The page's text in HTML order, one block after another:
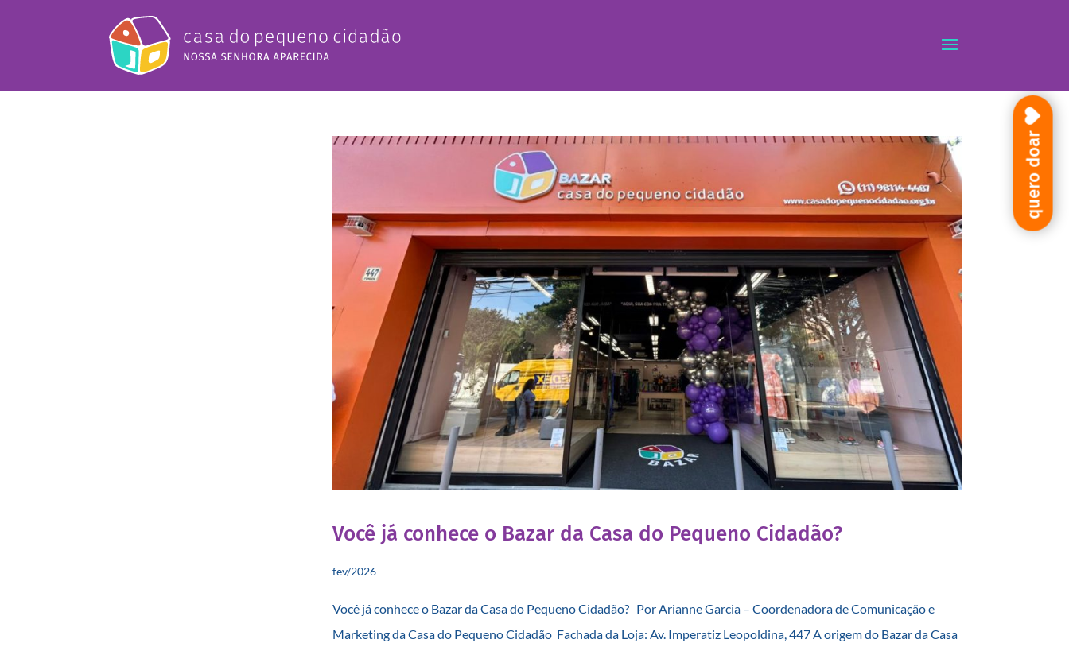
Você já conhece o Bazar da Casa do Pequeno Cidadão?
fev/2026
Você já conhece o Bazar da Casa do Pequeno Cidadão? Por Arianne Garcia – Coordenadora de Comunicação e
Marketing da Casa do Pequeno Cidadão Fachada da Loja: Av. Imperatiz Leopoldina, 447 A origem do Bazar da Casa
quero doar